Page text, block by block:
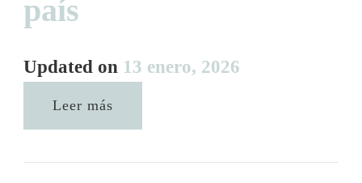
país
Updated on 13 enero, 2026
Leer más